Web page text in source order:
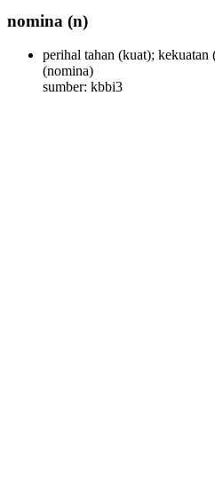
nomina (n)
perihal tahan (kuat);
(nomina)
sumber: kbbi3